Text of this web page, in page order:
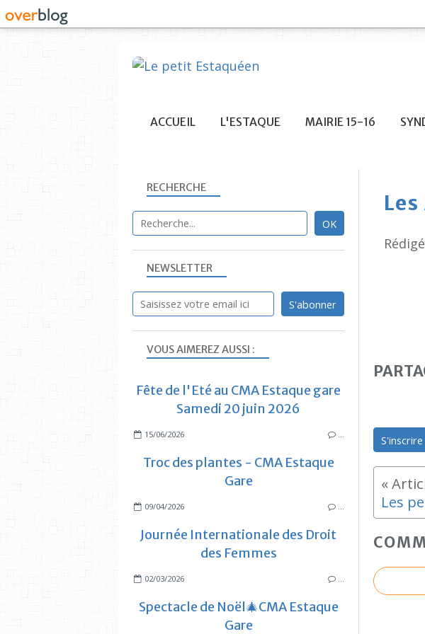
ACCUEIL L'ESTAQUE MAIRIE 15-16
NEWSLETTER
RECHERCHE
VOUS AIMEREZ AUSSI :
Fête de l'Eté au CMA Estaque gare
Samedi 20 juin 2026
15/06/2026
Troc des plantes - CMA Estaque
Gare
09/04/2026
Journée Internationale des Droit
des Femmes
02/03/2026
Spectacle de Noël🎄CMA Estaque
Gare